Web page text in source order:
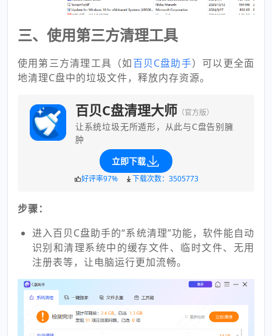
三、使用第三方清理工具
使用第三方清理工具（如百贝C盘助手）可以更全面
地清理C盘中的垃圾文件，释放内存资源。
百贝C盘清理大师 （官方版）
让系统垃圾无所遁形，从此与C盘告别臃
肿
立即下载
好评率97% 下载次数：3505773
步骤：
进入百贝C盘助手的“系统清理”功能，软件能自动
识别和清理系统中的缓存文件、临时文件、无用
注册表等，让电脑运行更加流畅。